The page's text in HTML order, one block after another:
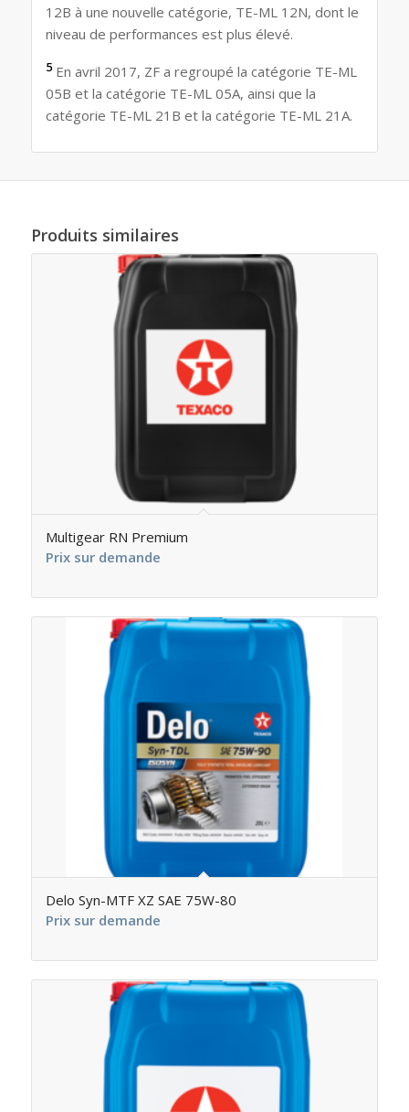
12B à une nouvelle catégorie, TE-ML 12N, dont le
niveau de performances est plus élevé.
5En avril 2017, ZF a regroupé la catégorie TE-ML
05B et la catégorie TE-ML 05A, ainsi que la
catégorie TE-ML 21B et la catégorie TE-ML 21A.
Produits similaires
Multigear RN Premium
Prix sur demande
Delo Syn-MTF XZ SAE 75W-80
Prix sur demande